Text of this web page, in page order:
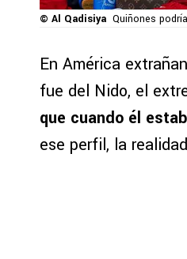
© Al Qadisiya Quiñones
En América
fue del Nido, el
que cuando él
ese perfil, la